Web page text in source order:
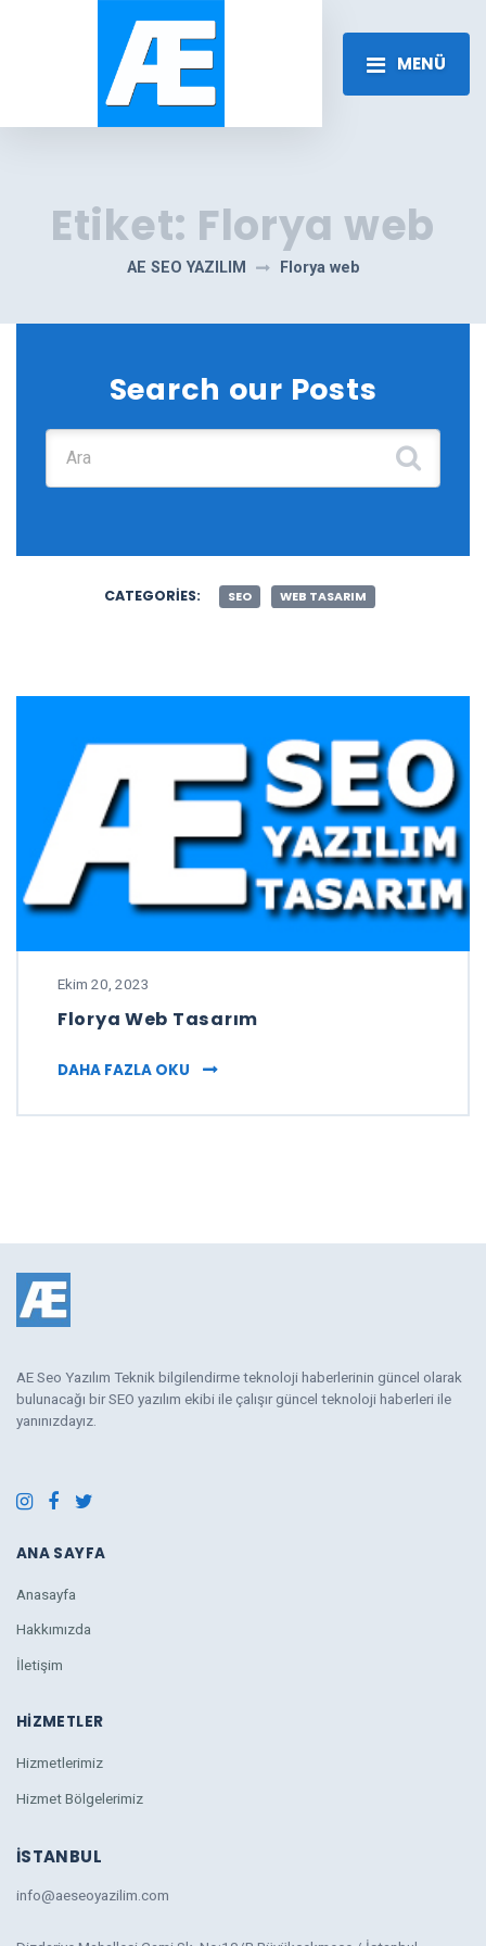
MENÜ
Etiket: Florya web
AE SEO YAZILIM Florya web
Search our Posts
CATEGORIES: SEO WEB TASARIM
Ekim 20, 2023
Florya Web Tasarım
DAHA FAZLA OKU FLORYA WEB TASARIM
AE Seo Yazılım Teknik bilgilendirme teknoloji haberlerinin güncel olarak
bulunacağı bir SEO yazılım ekibi ile çalışır güncel teknoloji haberleri ile
yanınızdayız.
ANA SAYFA
Anasayfa
Hakkımızda
İletişim
HIZMETLER
Hizmetlerimiz
Hizmet Bölgelerimiz
İSTANBUL
info@aeseoyazilim.com